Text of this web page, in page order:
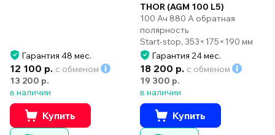
Гарантия 48 мес.
12 100 р. с обменом
13 200 р.
в наличии
Купить
THOR (AGM 100 L5)
100 Ач 880 А обратная
полярность
Start-stop, 353×175×190 мм
Гарантия 24 мес.
18 200 р. с обменом
19 300 р.
в наличии
Купить